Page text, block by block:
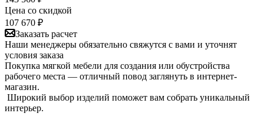
Цена со скидкой
107 670 ₽
Заказать расчет
Наши менеджеры обязательно свяжутся с вами и уточнят
условия заказа
Покупка мягкой мебели для создания или обустройства
рабочего места — отличный повод заглянуть в интернет-
магазин.
Широкий выбор изделий поможет вам собрать уникальный
интерьер.